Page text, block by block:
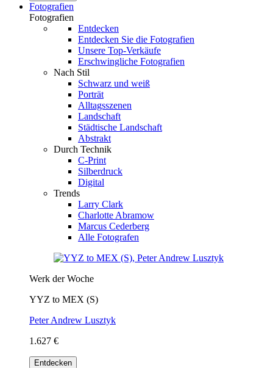
Fotografien
Fotografien
Entdecken
Entdecken Sie die Fotografien
Unsere Top-Verkäufe
Erschwingliche Fotografien
Nach Stil
Schwarz und weiß
Porträt
Alltagsszenen
Landschaft
Städtische Landschaft
Abstrakt
Durch Technik
C-Print
Silberdruck
Digital
Trends
Larry Clark
Charlotte Abramow
Marcus Cederberg
Alle Fotografen
Werk der Woche
YYZ to MEX (S)
Peter Andrew Lusztyk
1.627 €
Entdecken